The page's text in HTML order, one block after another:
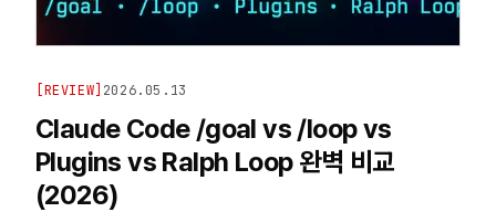
REVIEW 2026.05.13
Claude Code /goal vs /loop vs
Plugins vs Ralph Loop 완벽 비교
(2026)